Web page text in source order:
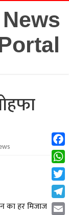
का हर मिजाज